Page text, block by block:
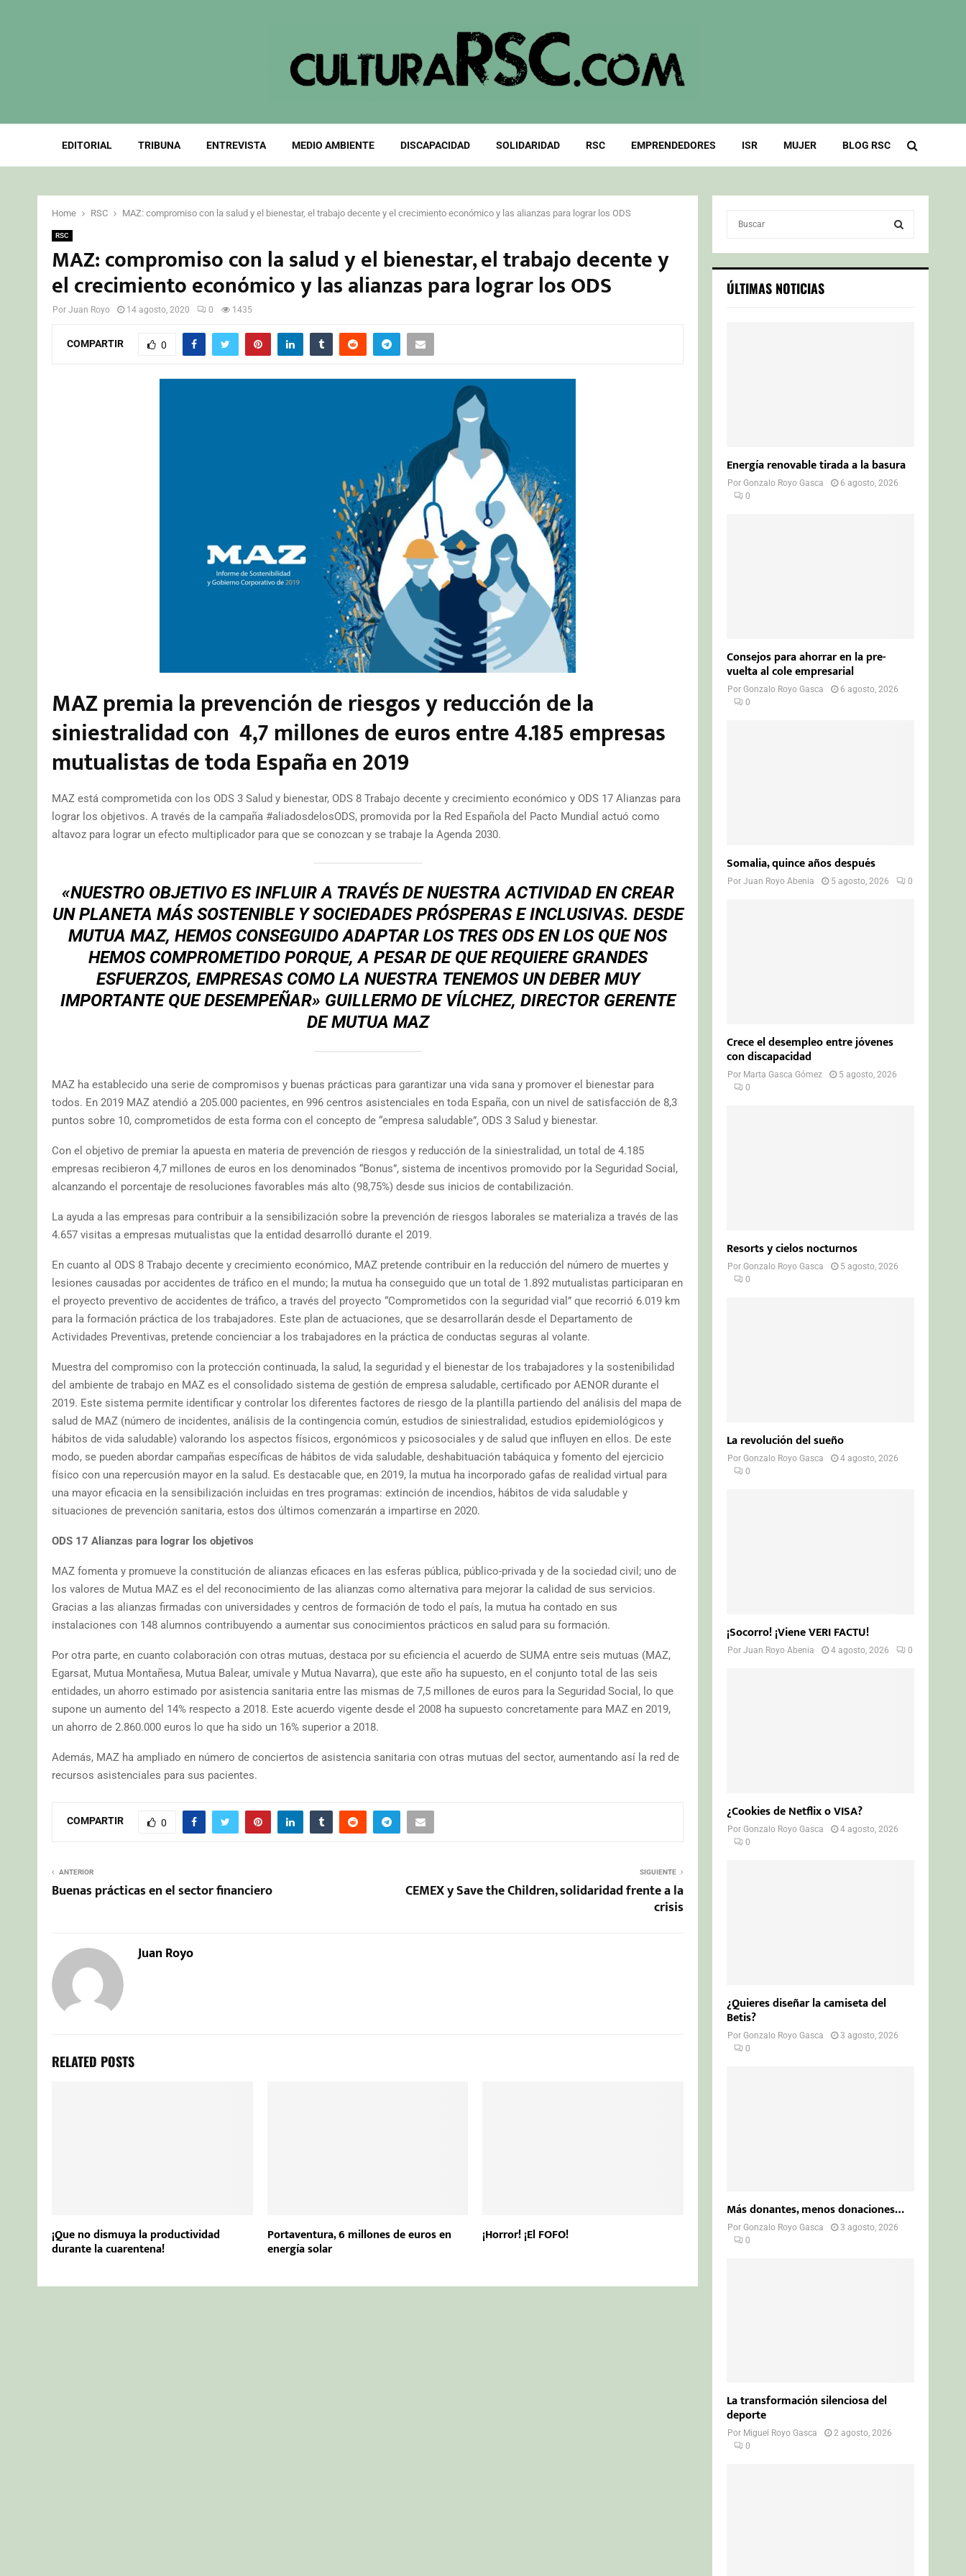
EDITORIAL TRIBUNA ENTREVISTA MEDIO AMBIENTE DISCAPACIDAD SOLIDARIDAD RSC EMPRENDEDORES ISR MUJER BLOG RSC
Home RSC MAZ: compromiso con la salud y el bienestar, el trabajo decente y el crecimiento económico y las alianzas para lograr los ODS
RSC
MAZ: compromiso con la salud y el bienestar, el trabajo decente y
el crecimiento económico y las alianzas para lograr los ODS
Por Juan Royo 14 agosto, 2020 0 1435
COMPARTIR 0
MAZ premia la prevención de riesgos y reducción de la
siniestralidad con 4,7 millones de euros entre 4.185 empresas
mutualistas de toda España en 2019
MAZ está comprometida con los ODS 3 Salud y bienestar, ODS 8 Trabajo decente y crecimiento económico y ODS 17 Alianzas para
lograr los objetivos. A través de la campaña #aliadosdelosODS, promovida por la Red Española del Pacto Mundial actuó como
altavoz para lograr un efecto multiplicador para que se conozcan y se trabaje la Agenda 2030.
«NUESTRO OBJETIVO ES INFLUIR A TRAVÉS DE NUESTRA ACTIVIDAD EN CREAR
UN PLANETA MÁS SOSTENIBLE Y SOCIEDADES PRÓSPERAS E INCLUSIVAS. DESDE
MUTUA MAZ, HEMOS CONSEGUIDO ADAPTAR LOS TRES ODS EN LOS QUE NOS
HEMOS COMPROMETIDO PORQUE, A PESAR DE QUE REQUIERE GRANDES
ESFUERZOS, EMPRESAS COMO LA NUESTRA TENEMOS UN DEBER MUY
IMPORTANTE QUE DESEMPEÑAR» GUILLERMO DE VÍLCHEZ, DIRECTOR GERENTE
DE MUTUA MAZ
MAZ ha establecido una serie de compromisos y buenas prácticas para garantizar una vida sana y promover el bienestar para
todos. En 2019 MAZ atendió a 205.000 pacientes, en 996 centros asistenciales en toda España, con un nivel de satisfacción de 8,3
puntos sobre 10, comprometidos de esta forma con el concepto de “empresa saludable”, ODS 3 Salud y bienestar.
Con el objetivo de premiar la apuesta en materia de prevención de riesgos y reducción de la siniestralidad, un total de 4.185
empresas recibieron 4,7 millones de euros en los denominados “Bonus”, sistema de incentivos promovido por la Seguridad Social,
alcanzando el porcentaje de resoluciones favorables más alto (98,75%) desde sus inicios de contabilización.
La ayuda a las empresas para contribuir a la sensibilización sobre la prevención de riesgos laborales se materializa a través de las
4.657 visitas a empresas mutualistas que la entidad desarrolló durante el 2019.
En cuanto al ODS 8 Trabajo decente y crecimiento económico, MAZ pretende contribuir en la reducción del número de muertes y
lesiones causadas por accidentes de tráfico en el mundo; la mutua ha conseguido que un total de 1.892 mutualistas participaran en
el proyecto preventivo de accidentes de tráfico, a través del proyecto “Comprometidos con la seguridad vial” que recorrió 6.019 km
para la formación práctica de los trabajadores. Este plan de actuaciones, que se desarrollarán desde el Departamento de
Actividades Preventivas, pretende concienciar a los trabajadores en la práctica de conductas seguras al volante.
Muestra del compromiso con la protección continuada, la salud, la seguridad y el bienestar de los trabajadores y la sostenibilidad
del ambiente de trabajo en MAZ es el consolidado sistema de gestión de empresa saludable, certificado por AENOR durante el
2019. Este sistema permite identificar y controlar los diferentes factores de riesgo de la plantilla partiendo del análisis del mapa de
salud de MAZ (número de incidentes, análisis de la contingencia común, estudios de siniestralidad, estudios epidemiológicos y
hábitos de vida saludable) valorando los aspectos físicos, ergonómicos y psicosociales y de salud que influyen en ellos. De este
modo, se pueden abordar campañas específicas de hábitos de vida saludable, deshabituación tabáquica y fomento del ejercicio
físico con una repercusión mayor en la salud. Es destacable que, en 2019, la mutua ha incorporado gafas de realidad virtual para
una mayor eficacia en la sensibilización incluidas en tres programas: extinción de incendios, hábitos de vida saludable y
situaciones de prevención sanitaria, estos dos últimos comenzarán a impartirse en 2020.
ODS 17 Alianzas para lograr los objetivos
MAZ fomenta y promueve la constitución de alianzas eficaces en las esferas pública, público-privada y de la sociedad civil; uno de
los valores de Mutua MAZ es el del reconocimiento de las alianzas como alternativa para mejorar la calidad de sus servicios.
Gracias a las alianzas firmadas con universidades y centros de formación de todo el país, la mutua ha contado en sus
instalaciones con 148 alumnos contribuyendo a aumentar sus conocimientos prácticos en salud para su formación.
Por otra parte, en cuanto colaboración con otras mutuas, destaca por su eficiencia el acuerdo de SUMA entre seis mutuas (MAZ,
Egarsat, Mutua Montañesa, Mutua Balear, umivale y Mutua Navarra), que este año ha supuesto, en el conjunto total de las seis
entidades, un ahorro estimado por asistencia sanitaria entre las mismas de 7,5 millones de euros para la Seguridad Social, lo que
supone un aumento del 14% respecto a 2018. Este acuerdo vigente desde el 2008 ha supuesto concretamente para MAZ en 2019,
un ahorro de 2.860.000 euros lo que ha sido un 16% superior a 2018.
Además, MAZ ha ampliado en número de conciertos de asistencia sanitaria con otras mutuas del sector, aumentando así la red de
recursos asistenciales para sus pacientes.
COMPARTIR 0
ANTERIOR
Buenas prácticas en el sector financiero
SIGUIENTE
CEMEX y Save the Children, solidaridad frente a la
crisis
Juan Royo
RELATED POSTS
¡Que no dismuya la productividad
durante la cuarentena!
Portaventura, 6 millones de euros en
energía solar
¡Horror! ¡El FOFO!
c
h
S
ÚLTIMAS NOTICIAS
Energía renovable tirada a la basura
PorGonzalo Royo Gasca
6 agosto, 2026
0
Consejos para ahorrar en la pre-
vuelta al cole empresarial
PorGonzalo Royo Gasca
6 agosto, 2026
0
Somalia, quince años después
PorJuan Royo Abenia 5 agosto, 2026 0
Crece el desempleo entre jóvenes
con discapacidad
Por Marta Gasca Gómez
5 agosto, 2026
0
Resorts y cielos nocturnos
PorGonzalo Royo Gasca
5 agosto, 2026
0
La revolución del sueño
PorGonzalo Royo Gasca
4 agosto, 2026
0
¡Socorro! ¡Viene VERI FACTU!
PorJuan Royo Abenia 4 agosto, 2026 0
¿Cookies de Netflix o VISA?
PorGonzalo Royo Gasca
4 agosto, 2026
0
¿Quieres diseñar la camiseta del
Betis?
PorGonzalo Royo Gasca
3 agosto, 2026
0
Más donantes, menos donaciones…
PorGonzalo Royo Gasca
3 agosto, 2026
0
La transformación silenciosa del
deporte
Por Miguel Royo Gasca
2 agosto, 2026
0